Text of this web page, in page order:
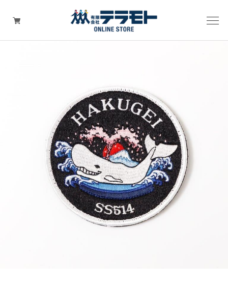
Tシャツ・ウェア
キャップ（帽子）
ZIPPO
ワッペン
その他グッズ（バッグ・タオル・ストラップ・
マスク等）